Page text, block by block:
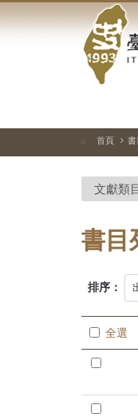
到
中
央
研
院-
臺
灣
史
究
所-
首
頁
::: 首頁 書
文獻類
書目
排序：
全選